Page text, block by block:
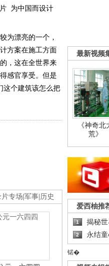
为中国而设计
为漂亮的一个，
方案在施工方面
，这在全世界来
感官享受。但是
这个建筑该怎么把
专场 军事 历史
最新视频
《神奇北
荒》
爱西柚推
1 揭秘
2 永结
锘�